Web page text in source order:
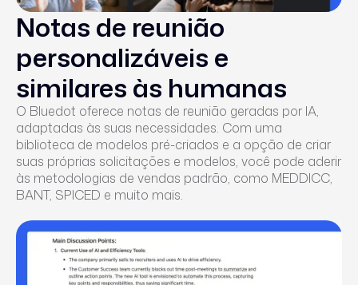
Notas de reunião
personalizáveis e
similares às humanas
O Bluedot oferece notas de reunião geradas por IA,
adaptadas às suas necessidades. Com uma
biblioteca de modelos pré-criados e a opção de criar
suas próprias solicitações e modelos, você pode aderir
às metodologias de vendas padrão, como MEDDICC,
BANT, SPICED e muito mais.